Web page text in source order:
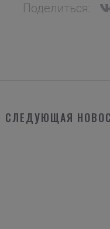
Поделиться:
СЛЕДУЮЩАЯ